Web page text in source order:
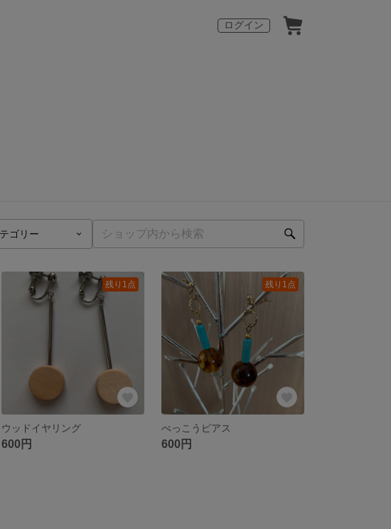
ログイン
残り1点
ウッドイヤリング
600円
残り1点
べっこうピアス
600円